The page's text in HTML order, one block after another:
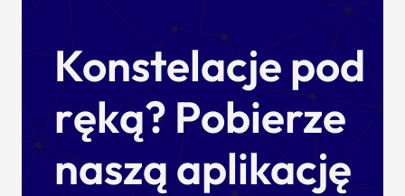
Konstelacje pod
ręką? Pobierze
naszą aplikację